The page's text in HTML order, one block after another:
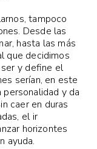
tampoco
Desde las
hasta las más
que decidimos
y define el
serían, en este
y da
caer en duras
el ir
horizontes
ayuda.